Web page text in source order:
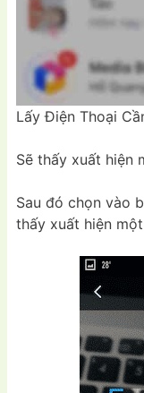
Lấy Điện Thoại
Sẽ thấy xuất hiện
Sau đó chọn vào
thấy xuất hiện